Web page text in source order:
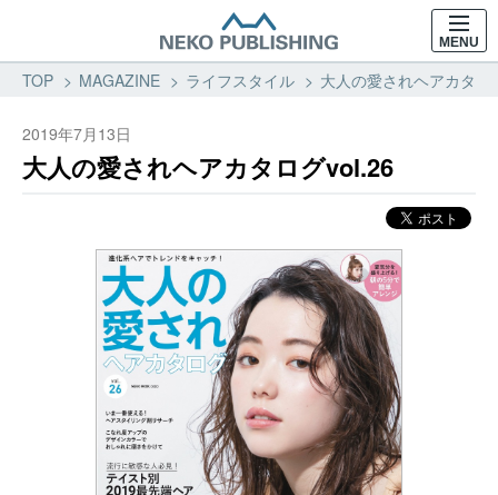
MENU
TOP MAGAZINE ライフスタイル 大人の愛されヘアカタ
2019年7月13日
大人の愛されヘアカタログvol.26